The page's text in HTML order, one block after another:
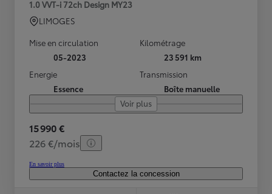
1.0 VVT-i 72ch Design MY23
LIMOGES
Mise en circulation
05-2023
Kilométrage
23 591 km
Energie
Essence
Transmission
Boîte manuelle
Voir plus
15 990 €
226 €/mois
En savoir plus
Contactez la concession